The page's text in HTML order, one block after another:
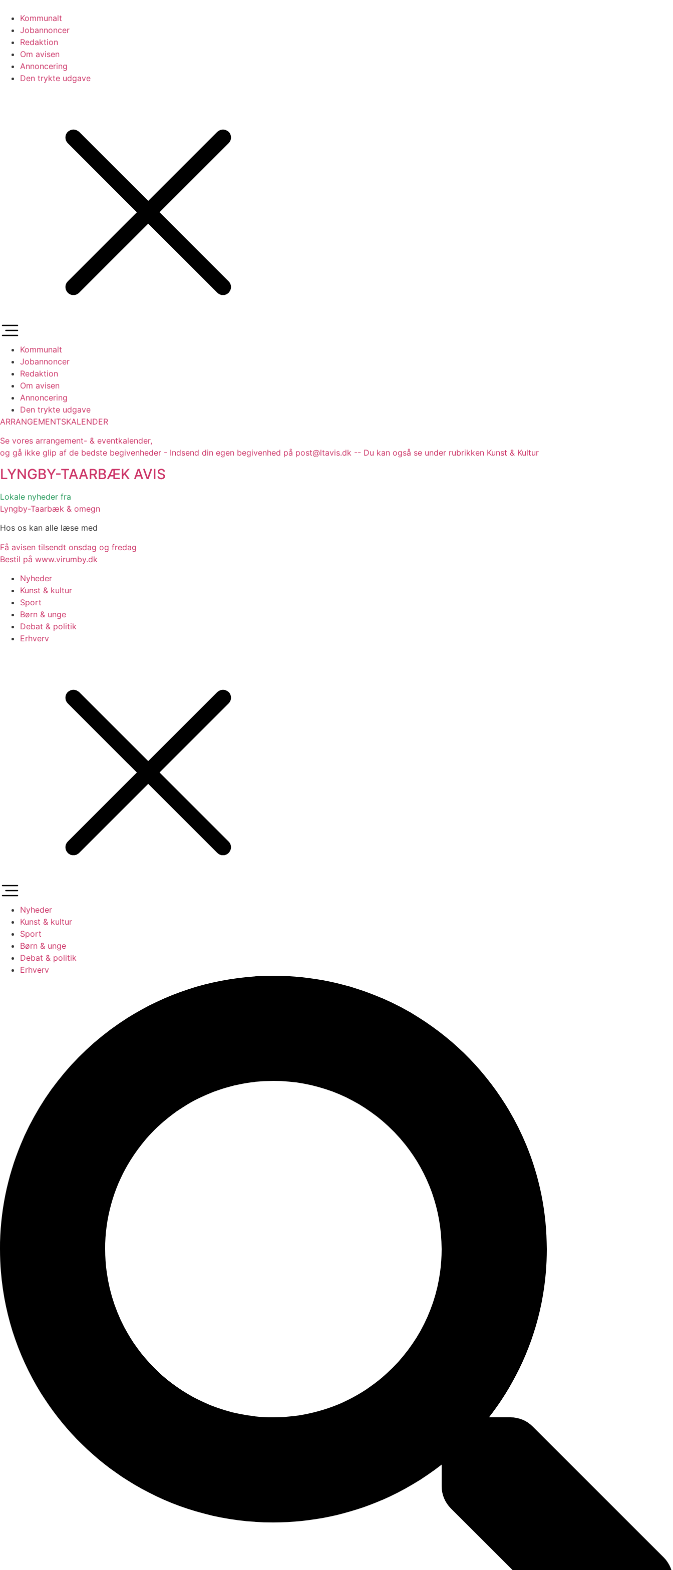
indhold
Kommunalt
Jobannoncer
Redaktion
Om avisen
Annoncering
Den trykte udgave
Kommunalt
Jobannoncer
Redaktion
Om avisen
Annoncering
Den trykte udgave
ARRANGEMENTSKALENDER
Se vores arrangement- & eventkalender,
og gå ikke glip af de bedste begivenheder - Indsend din egen begivenhed på post@ltavis.dk -- Du kan også se under rubrikken Kunst & Kultur
LYNGBY-TAARBÆK AVIS
Lokale nyheder fra
Lyngby-Taarbæk & omegn
Hos os kan alle læse med
Få avisen tilsendt onsdag og fredag
Bestil på www.virumby.dk
Nyheder
Kunst & kultur
Sport
Børn & unge
Debat & politik
Erhverv
Nyheder
Kunst & kultur
Sport
Børn & unge
Debat & politik
Erhverv